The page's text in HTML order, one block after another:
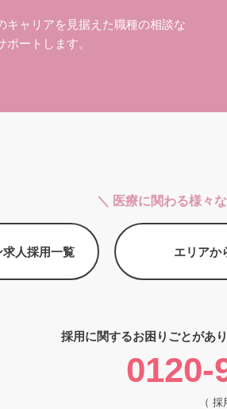
キャリアを見据えた職種の相談な
ートします。
＼ 医療に関わる様々
人採用一覧 エリアか
採用に関するお困りごとがあ
0120-
（ 採